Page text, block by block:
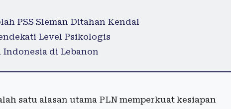
PSS Sleman Ditahan Kendal
Level Psikologis
di Lebanon
satu alasan utama PLN memperkuat kesiapan